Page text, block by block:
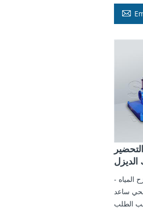

- تجريف البحر / النهر - نزح المياه
ساعد
الطلب